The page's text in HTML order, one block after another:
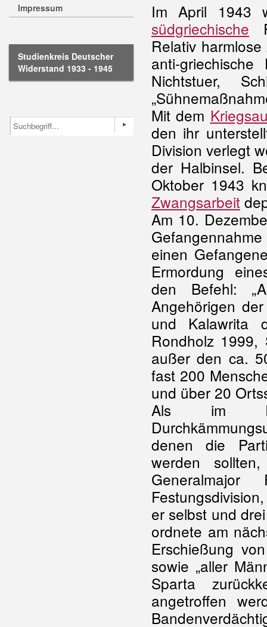
Impressum
Studienkreis Deutscher
Widerstand 1933 - 1945
Im April 1943
südgriechische
Relativ
anti-
Nichtstuer,
Mit dem
den ihr
Division verlegt
der Halbinsel.
Oktober 1943
Zwangsarbeit
Am 10.
einen
Ermordung
den Befehl:
Angehörigen
und Kalawrita
Rondholz 1999,
außer den ca.
fast 200
und über 20
Als im
denen die
werden
er selbst und
ordnete am
Erschießung
sowie „aller
Sparta
angetroffen